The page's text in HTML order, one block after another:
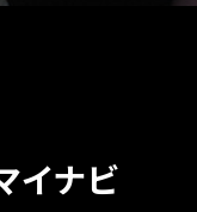
イナビ